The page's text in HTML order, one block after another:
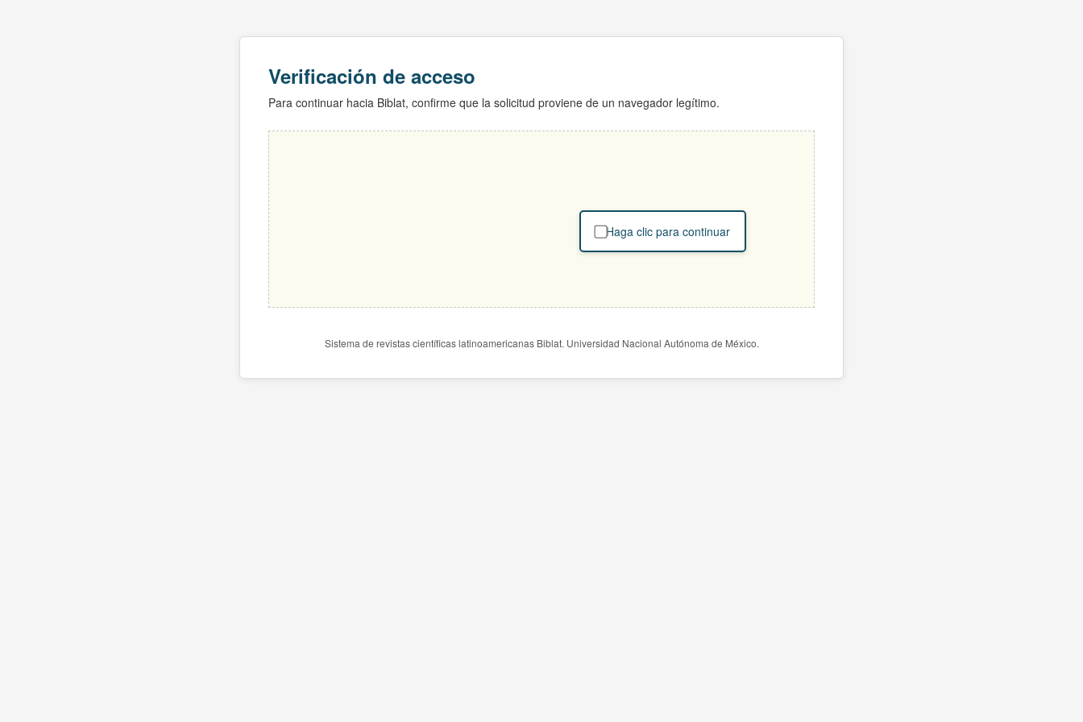
Verificación de acceso
Para continuar hacia Biblat, confirme que la solicitud proviene de un navegador legítimo.
Haga clic para continuar
Sistema de revistas científicas latinoamericanas Biblat. Universidad Nacional Autónoma de México.